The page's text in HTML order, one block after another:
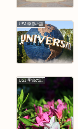
USJ 季節の話
USJ 季節の話